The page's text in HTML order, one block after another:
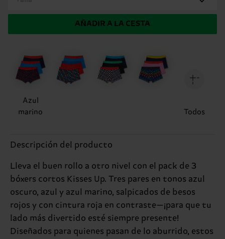
AÑADIR A LA CESTA
Azul
marino
Todos
Descripción del producto
Lleva el buen rollo a otro nivel con el pack de 3
bóxers cortos Kisses Up. Tres pares en tonos azul
oscuro, azul y azul marino, salpicados de besos
rojos y con cintura roja en contraste—¡para que tu
lado más divertido esté siempre presente!
Diseñados para quienes pasan de lo aburrido, estos